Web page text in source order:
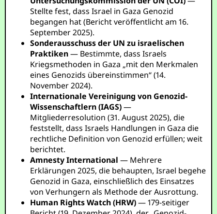
Stellte fest, dass Israel in Gaza Genozid
begangen hat (Bericht veröffentlicht am 16.
September 2025).
Sonderausschuss der UN zu israelischen
Praktiken— Bestimmte, dass Israels
Kriegsmethoden in Gaza „mit den Merkmalen
eines Genozids übereinstimmen“ (14.
November 2024).
Internationale Vereinigung von Genozid-
Wissenschaftlern (IAGS)—
Mitgliederresolution (31. August 2025), die
feststellt, dass Israels Handlungen in Gaza die
rechtliche Definition von Genozid erfüllen; weit
berichtet.
Amnesty International — Mehrere
Erklärungen 2025, die behaupten, Israel begehe
Genozid in Gaza, einschließlich des Einsatzes
von Verhungern als Methode der Ausrottung.
Human Rights Watch (HRW)— 179-seitiger